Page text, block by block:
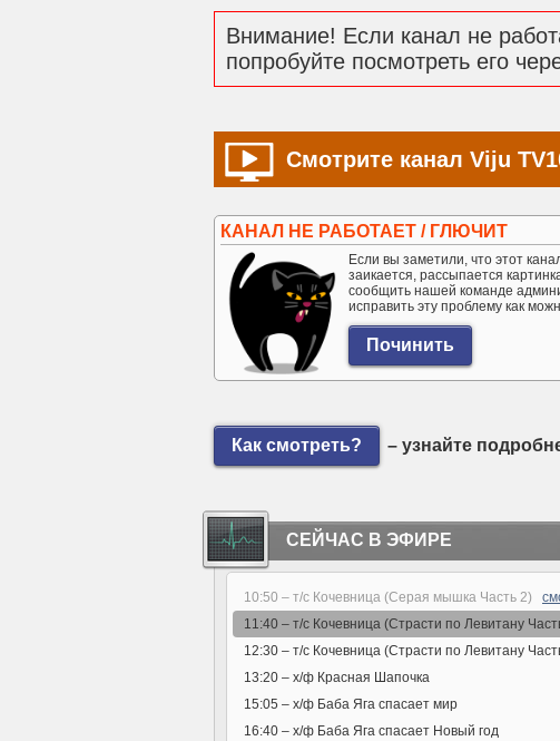
Внимание! Если канал не
попробуйте посмотреть его
Смотрите канал Viju
КАНАЛ НЕ РАБОТАЕТ / ГЛЮЧИТ
Если вы заметили, что этот
заикается, рассыпается
сообщить нашей команде
исправить эту проблему как
Как смотреть? – узнайте
СЕЙЧАС В ЭФИРЕ
10:50 – т/с Кочевница (Серая мышка Часть 2)
11:40 – т/с Кочевница (Страсти по Левитану
12:30 – т/с Кочевница (Страсти по Левитану
13:20 – х/ф Красная Шапочка
15:05 – х/ф Баба Яга спасает мир
16:40 – х/ф Баба Яга спасает Новый год